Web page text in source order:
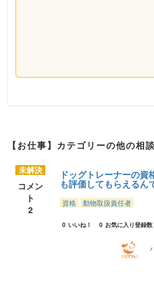
【お仕事】カテゴリーの他の相談
未解決
コメン
ト
2
ドッグトレーナーの資
も評価してもらえるん
資格 動物取扱責任者
0 いいね！ 0 お気に入り登録数